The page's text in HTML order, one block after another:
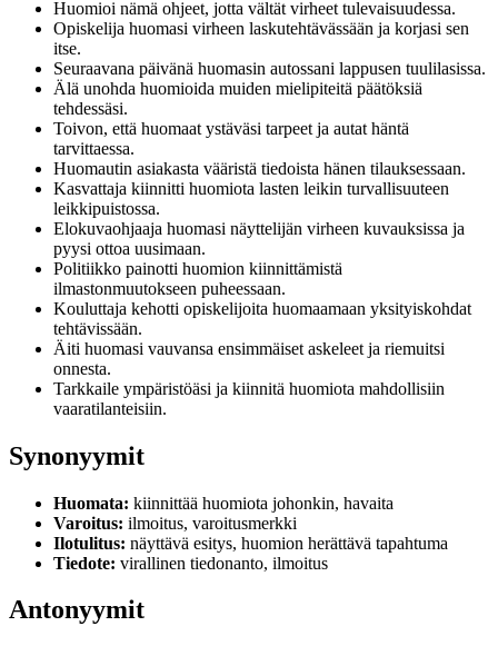
Huomioi nämä ohjeet, jotta vältät virheet tulevaisuudessa.
Opiskelija huomasi virheen laskutehtävässään ja korjasi sen
itse.
Seuraavana päivänä huomasin autossani lappusen tuulilasissa.
Älä unohda huomioida muiden mielipiteitä päätöksiä
tehdessäsi.
Toivon, että huomaat ystäväsi tarpeet ja autat häntä
tarvittaessa.
Huomautin asiakasta vääristä tiedoista hänen tilauksessaan.
Kasvattaja kiinnitti huomiota lasten leikin turvallisuuteen
leikkipuistossa.
Elokuvaohjaaja huomasi näyttelijän virheen kuvauksissa ja
pyysi ottoa uusimaan.
Politiikko painotti huomion kiinnittämistä
ilmastonmuutokseen puheessaan.
Kouluttaja kehotti opiskelijoita huomaamaan yksityiskohdat
tehtävissään.
Äiti huomasi vauvansa ensimmäiset askeleet ja riemuitsi
onnesta.
Tarkkaile ympäristöäsi ja kiinnitä huomiota mahdollisiin
vaaratilanteisiin.
Synonyymit
Huomata: kiinnittää huomiota johonkin, havaita
Varoitus: ilmoitus, varoitusmerkki
Ilotulitus: näyttävä esitys, huomion herättävä tapahtuma
Tiedote: virallinen tiedonanto, ilmoitus
Antonyymit